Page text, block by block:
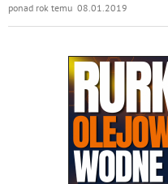
ponad rok temu 08.01.2019